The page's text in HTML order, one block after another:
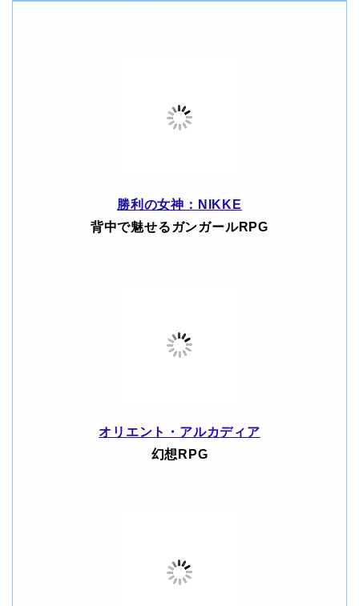
勝利の女神：NIKKE
背中で魅せるガンガールRPG
オリエント・アルカディア
幻想RPG